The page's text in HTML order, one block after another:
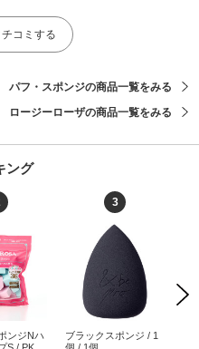
コミする
パフ・スポンジの商品一覧をみる
ロージーローザの商品一覧をみる
ング
ンジNハ
3
ブラックスポンジ / 1
Next